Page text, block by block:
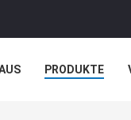
PRODUKTE